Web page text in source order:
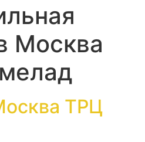
Москва
ТРЦ